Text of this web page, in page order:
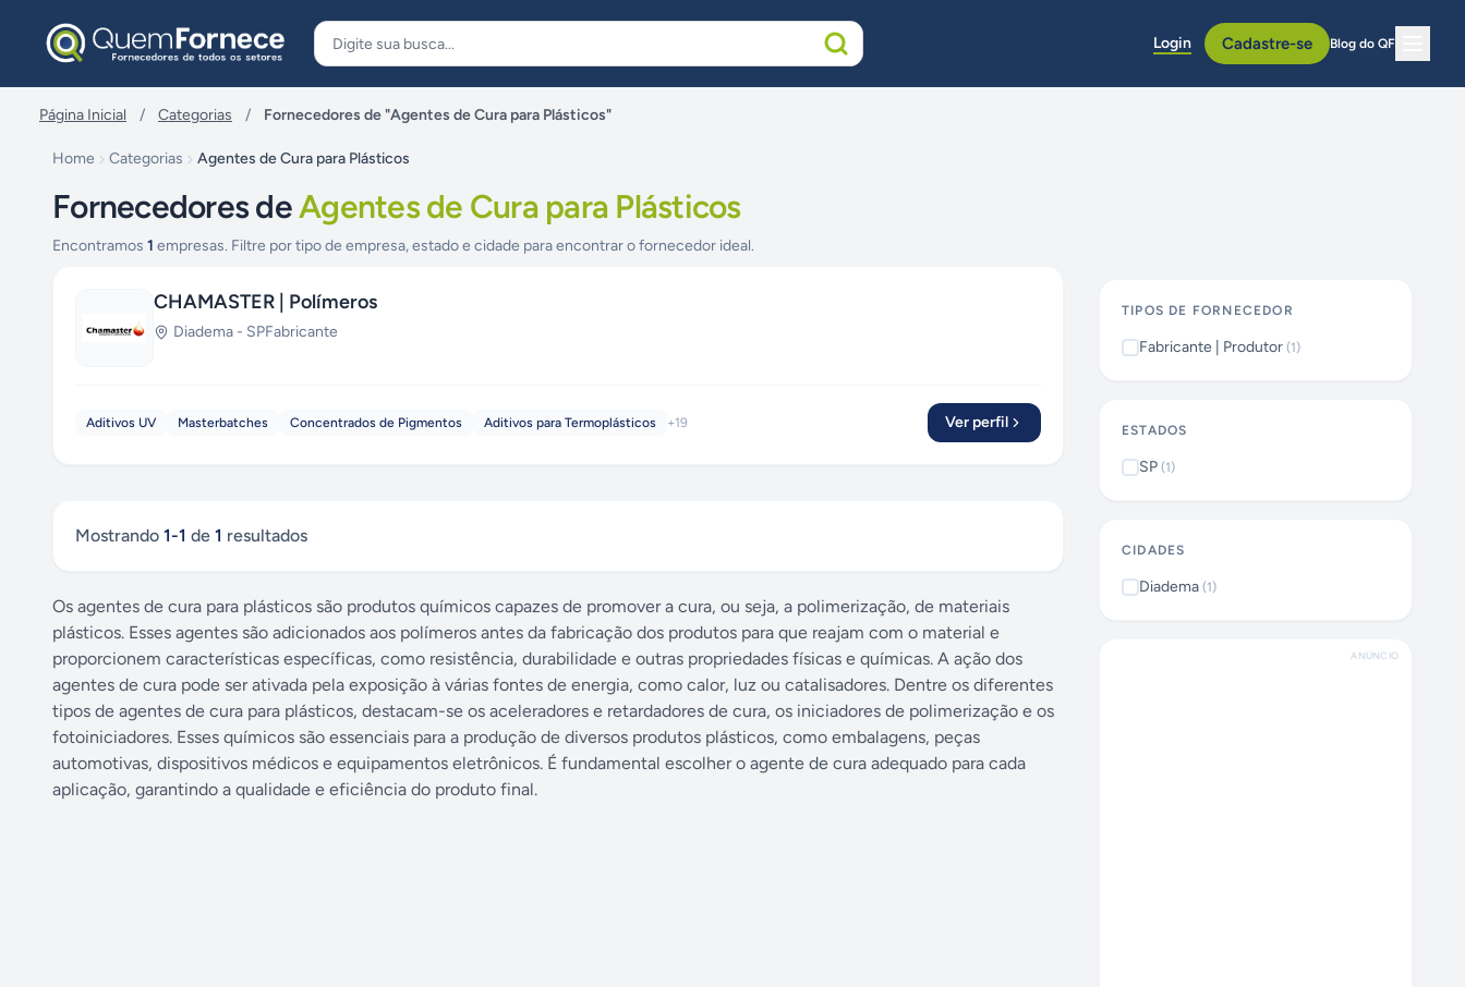
Login Cadastre-se Blog do QF
Página Inicial / Categorias / Fornecedores de "Agentes de Cura para Plásticos"
Home Categorias Agentes de Cura para Plásticos
Fornecedores deAgentes de Cura para Plásticos
Encontramos 1 empresas. Filtre por tipo de empresa, estado e cidade para encontrar o fornecedor ideal.
CHAMASTER | Polímeros
Diadema - SPFabricante
Aditivos UV Masterbatches Concentrados de Pigmentos Aditivos para Termoplásticos +19 Ver perfil
Mostrando 1-1 de 1 resultados
Os agentes de cura para plásticos são produtos químicos capazes de promover a cura, ou seja, a polimerização, de materiais
plásticos. Esses agentes são adicionados aos polímeros antes da fabricação dos produtos para que reajam com o material e
proporcionem características específicas, como resistência, durabilidade e outras propriedades físicas e químicas. A ação dos
agentes de cura pode ser ativada pela exposição à várias fontes de energia, como calor, luz ou catalisadores. Dentre os diferentes
tipos de agentes de cura para plásticos, destacam-se os aceleradores e retardadores de cura, os iniciadores de polimerização e os
fotoiniciadores. Esses químicos são essenciais para a produção de diversos produtos plásticos, como embalagens, peças
automotivas, dispositivos médicos e equipamentos eletrônicos. É fundamental escolher o agente de cura adequado para cada
aplicação, garantindo a qualidade e eficiência do produto final.
TIPOS DE FORNECEDOR
Fabricante | Produtor (1)
ESTADOS
SP (1)
CIDADES
Diadema (1)
ANÚNCIO